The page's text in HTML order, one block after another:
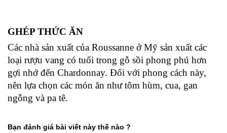
GHÉP THỨC ĂN
Các nhà sản xuất của Roussanne ở Mỹ sản xuất các
loại rượu vang có tuổi trong gỗ sồi phong phú hơn
gợi nhớ đến Chardonnay. Đối với phong cách này,
nên lựa chọn các món ăn như tôm hùm, cua, gan
ngỗng và pa tê.
Bạn đánh giá bài viết này thế nào ?